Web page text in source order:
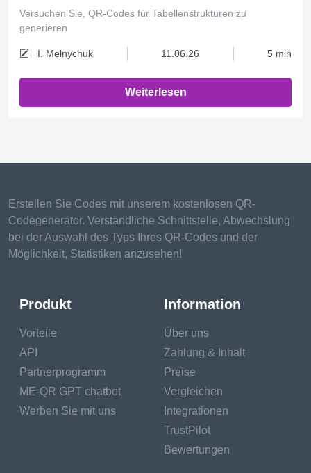
Versuchen Sie, QR-Codes für Tabellenstrukturen zu
generieren
I. Melnychuk 11.06.26 5 min
Weiterlesen
Erstellen Sie Codes mit unserem kostenlosen QR-
Codegenerator. Verständliche Schnittstelle, Abwechslung
bei der Auswahl des Typs Ihres QR-Codes und der
Möglichkeit, Statistiken anzusehen!
Produkt
Vorteile
API
Partnerprogramm
ME-QR GPT chatbot
Werben Sie mit uns
Information
Über uns
Zahlung & Inhalt
Preise
Vergleichen
Integrationen
TrustPilot
Bewertungen